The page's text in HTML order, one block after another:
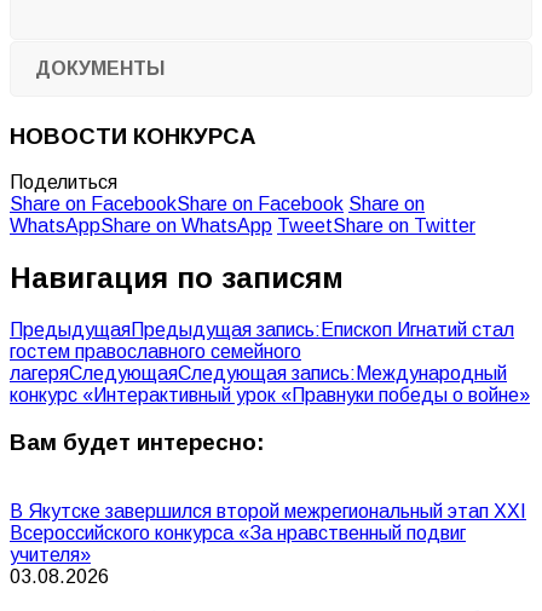
ДОКУМЕНТЫ
НОВОСТИ КОНКУРСА
Поделиться
Share on FacebookShare on Facebook Share on
WhatsAppShare on WhatsApp TweetShare on Twitter
Навигация по записям
ПредыдущаяПредыдущая запись: Епископ Игнатий стал
гостем православного семейного
лагеряСледующаяСледующая запись: Международный
конкурс «Интерактивный урок «Правнуки победы о войне»
Вам будет интересно:
В Якутске завершился второй межрегиональный этап XXI
Всероссийского конкурса «За нравственный подвиг
учителя»
03.08.2026